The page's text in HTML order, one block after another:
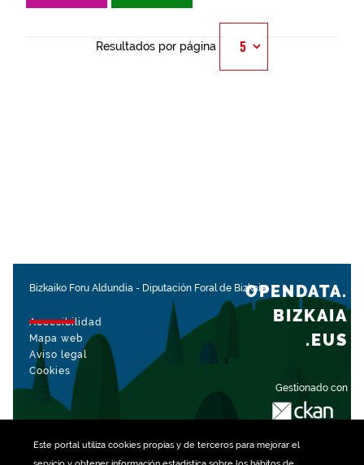
Este portal utiliza cookiespropias y de terceros para mejorar el
Resultados por página
Bizkaiko Foru Aldundia - Diputación Foral de Bizkaia
Accesibilidad
Mapa web
Aviso legal
Cookies
Gestionado con
OPENDATA.
BIZKAIA
.EUS